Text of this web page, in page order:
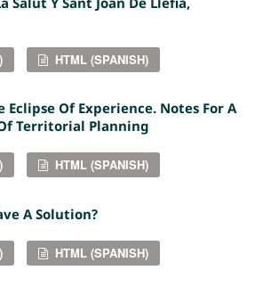
HTML (SPANISH)
Eclipse Of Experience. Notes For A
Territorial Planning
HTML (SPANISH)
A Solution?
HTML (SPANISH)